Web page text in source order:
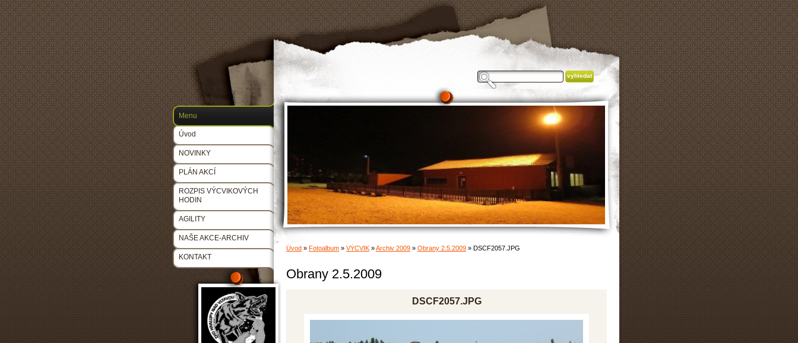
Úvod » Fotoalbum » VÝCVIK »Archiv 2009 » Obrany 2.5.2009 » DSCF2057.JPG
Obrany 2.5.2009
DSCF2057.JPG
Menu
Úvod
NOVINKY
PLÁN AKCÍ
ROZPIS VÝCVIKOVÝCH
HODIN
AGILITY
NAŠE AKCE-ARCHIV
KONTAKT